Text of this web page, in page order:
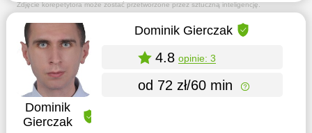
Zdjęcie korepetytora może zostać przetworzone przez sztuczną inteligencję.
Dominik
Gierczak
Dominik Gierczak
4.8 opinie: 3
od 72 zł/60 min